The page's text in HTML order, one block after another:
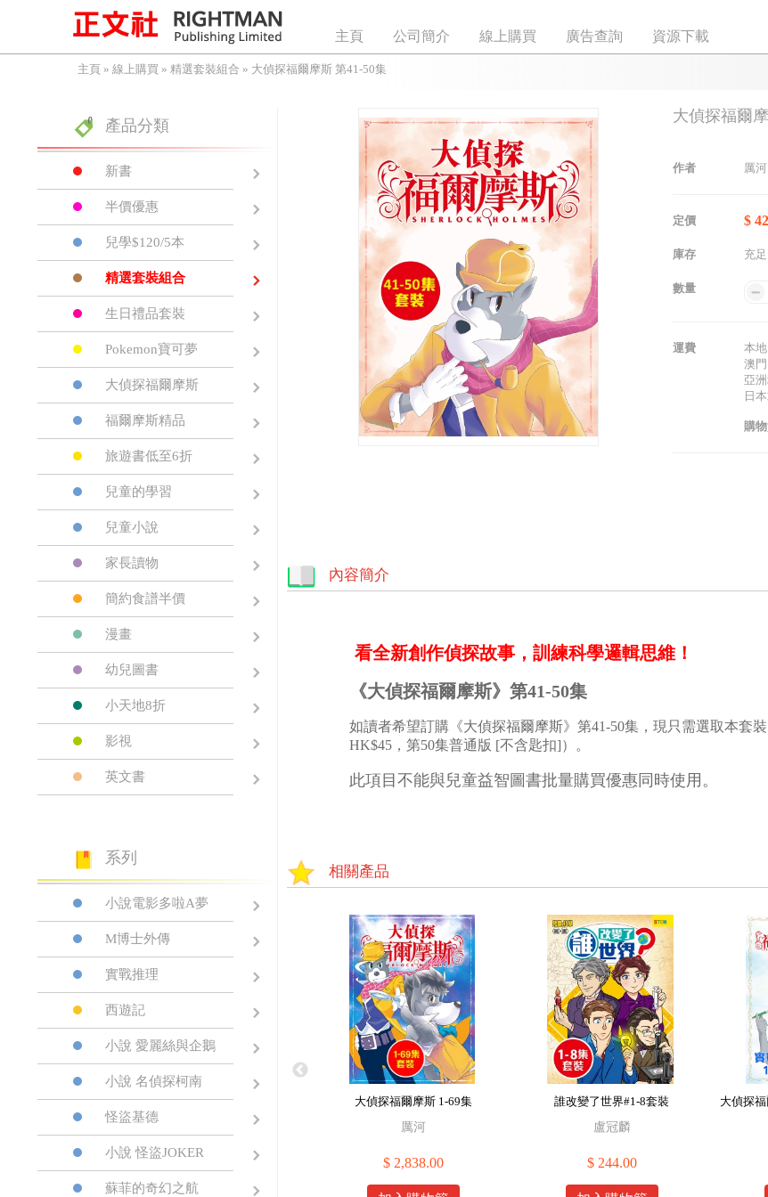
主頁 公司簡介 線上購買 廣告查詢 資源下載
主頁 » 線上購買 » 精選套裝組合 » 大偵探福爾摩斯 第41-50集
產品分類
新書
半價優惠
兒學$120/5本
精選套裝組合
生日禮品套裝
Pokemon寶可夢
大偵探福爾摩斯
福爾摩斯精品
旅遊書低至6折
兒童的學習
兒童小說
家長讀物
簡約食譜半價
漫畫
幼兒圖書
小天地8折
影視
英文書
系列
小說電影多啦A夢
M博士外傳
實戰推理
西遊記
小說 愛麗絲與企鵝
小說 名偵探柯南
怪盜基德
小說 怪盜JOKER
蘇菲的奇幻之航
大偵探福爾
作者 厲河
定價 $
庫存 充足
數量
運費
本
澳
亞
日
購
內容簡介
看全新創作偵探故事，訓練科學邏輯思維！
《大偵探福爾摩斯》第41-50集
如讀者希望訂購《大偵探福爾摩斯》第41-50集，現只需選取本套
HK$45，第50集普通版 [不含匙扣]）。
此項目不能與兒童益智圖書批量購買優惠同時使用。
相關產品
大偵探福爾摩斯 1-69集
厲河
$ 2,838.00
誰改變了世界#1-8套裝
盧冠麟
$ 244.00
大偵探